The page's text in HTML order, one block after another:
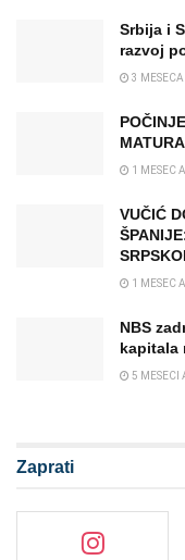
Srbija i
razvoj
3
1 MESEC
VUČIĆ
1 MESEC
NBS
kapitala
5 MESECI
Zaprati